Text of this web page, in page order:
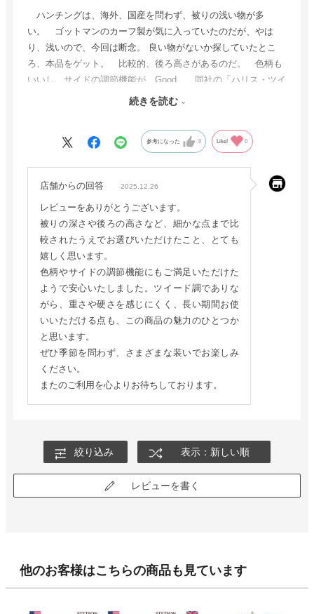
ハンチングは、海外、国産を問わず、被りの浅い物が多
い。 ゴットマンのカーフ製が気に入っていたのだが、やは
り、浅いので、今回は断念。 良い物がないか探していたとこ
ろ、本品をゲット。 比較的、後ろ高さがあるのだ。 色柄も
いいし、サイドの調節機能が、Good。 同社の「ハリス・ツイ
ード」と迷ったが、ハリス柄は、冬専用のイメージが強すぎる
用出来そうな色柄だったのが、決め手。 ツイードだが、思っ
たより、硬くなく、重くないのは、意外な長所だ。
続きを読む
参考になった 0 Like! 0
店舗からの回答 2025.12.26
レビューをありがとうございます。
被りの深さや後ろの高さなど、細かな点まで比
較されたうえでお選びいただけたこと、とても
嬉しく思います。
色柄やサイドの調節機能にもご満足いただけた
ようで安心いたしました。ツイード調でありな
がら、重さや硬さを感じにくく、長い期間お使
いいただける点も、この商品の魅力のひとつか
と思います。
ぜひ季節を問わず、さまざまな装いでお楽しみ
ください。
またのご利用を心よりお待ちしております。
絞り込み 表示：新しい順
レビューを書く
他のお客様はこちらの商品も見ています